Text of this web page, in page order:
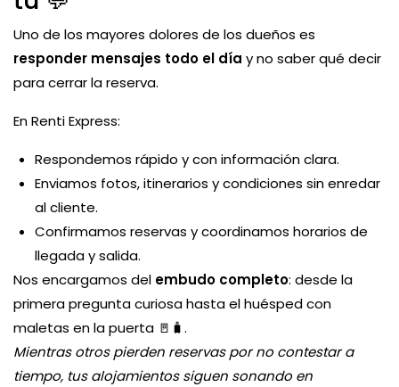
Uno de los mayores dolores de los dueños es
responder mensajes todo el día y no saber qué decir
para cerrar la reserva.
En Renti Express:
Respondemos rápido y con información clara.
Enviamos fotos, itinerarios y condiciones sin enredar
al cliente.
Confirmamos reservas y coordinamos horarios de
llegada y salida.
Nos encargamos del embudo completo: desde la
primera pregunta curiosa hasta el huésped con
maletas en la puerta 🚪🧳.
Mientras otros pierden reservas por no contestar a
tiempo, tus alojamientos siguen sonando en